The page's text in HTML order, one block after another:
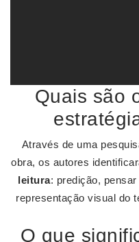
Quais são
Através de uma
obra, os autores
leitura: predição,
representação visual do
O que